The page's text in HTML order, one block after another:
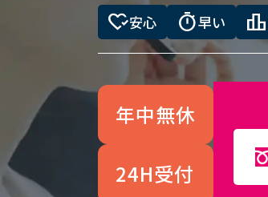
heart_check安心 timer早い leaderboard
年中無休
24H受付